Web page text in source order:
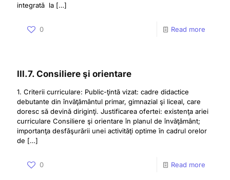
integrată la […]
0 Read more
III.7. Consiliere şi orientare
1. Criterii curriculare: Public-ţintă vizat: cadre didactice
debutante din învăţământul primar, gimnazial şi liceal, care
doresc să devină diriginţi. Justificarea ofertei: existenţa ariei
curriculare Consiliere şi orientare în planul de învăţământ;
importanţa desfăşurării unei activităţi optime în cadrul orelor
de […]
0 Read more